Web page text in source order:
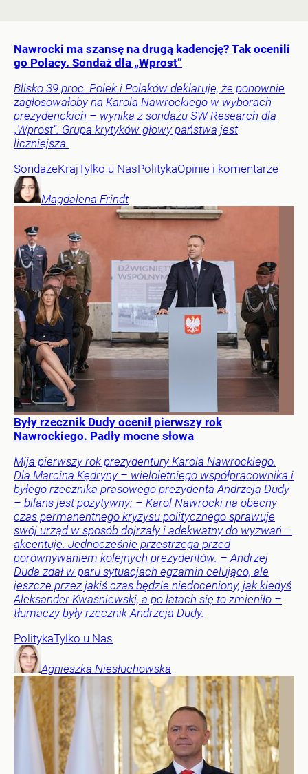
Nawrocki ma szansę na drugą kadencję? Tak ocenili
go Polacy. Sondaż dla „Wprost”
Blisko 39 proc. Polek i Polaków deklaruje, że ponownie
zagłosowałoby na Karola Nawrockiego w wyborach
prezydenckich – wynika z sondażu SW Research dla
„Wprost”. Grupa krytyków głowy państwa jest
liczniejsza.
SondażeKrajTylko u NasPolitykaOpinie i komentarze
Magdalena Frindt
Były rzecznik Dudy ocenił pierwszy rok
Nawrockiego. Padły mocne słowa
Mija pierwszy rok prezydentury Karola Nawrockiego.
Dla Marcina Kędryny – wieloletniego współpracownika i
byłego rzecznika prasowego prezydenta Andrzeja Dudy
– bilans jest pozytywny: – Karol Nawrocki na obecny
czas permanentnego kryzysu politycznego sprawuje
swój urząd w sposób dojrzały i adekwatny do wyzwań –
akcentuje. Jednocześnie przestrzega przed
porównywaniem kolejnych prezydentów. – Andrzej
Duda zdał w paru sytuacjach egzamin celująco, ale
jeszcze przez jakiś czas będzie niedoceniony, jak kiedyś
Aleksander Kwaśniewski, a po latach się to zmieniło –
tłumaczy były rzecznik Andrzeja Dudy.
PolitykaTylko u Nas
Agnieszka Niesłuchowska